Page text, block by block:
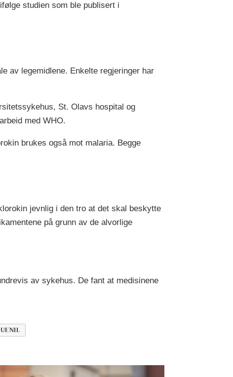
studien som ble publisert i
av legemidlene. Enkelte regjeringer har
St. Olavs hospital og
med WHO.
brukes også mot malaria. Begge
jevnlig i den tro at det skal beskytte
på grunn av de alvorlige
av sykehus. De fant at medisinene